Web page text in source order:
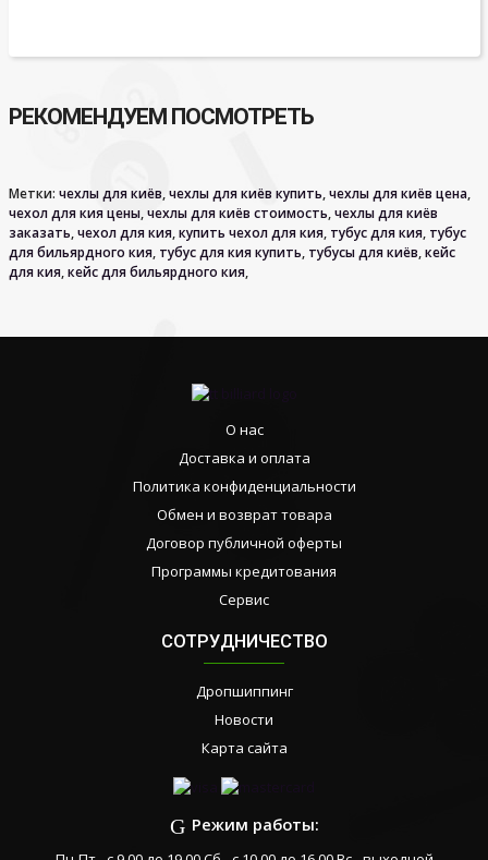
РЕКОМЕНДУЕМ ПОСМОТРЕТЬ
Метки: чехлы для киёв,чехлы для киёв купить,чехлы для киёв цена,
чехол для кия цены,чехлы для киёв стоимость,чехлы для киёв
заказать,чехол для кия,купить чехол для кия, тубус для кия, тубус
для бильярдного кия, тубус для кия купить, тубусы для киёв,кейс
для кия,кейс для бильярдного кия,
О нас
Доставка и оплата
Политика конфиденциальности
Обмен и возврат товара
Договор публичной оферты
Программы кредитования
Сервис
СОТРУДНИЧЕСТВО
Дропшиппинг
Новости
Карта сайта
Режим работы: